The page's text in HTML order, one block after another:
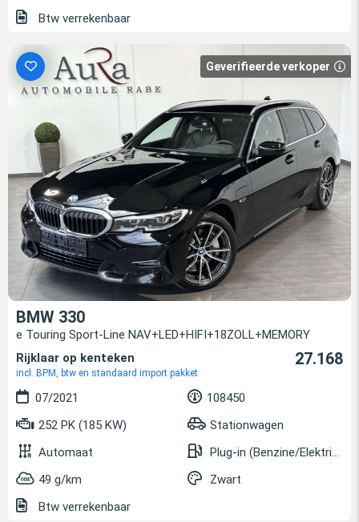
Btw verrekenbaar
Geverifieerde verkoper
BMW 330
e Touring Sport-Line NAV+LED+HIFI+18ZOLL+MEMORY
Rijklaar op kenteken
incl. BPM, btw en standaard import pakket
27.168
07/2021
108450
252 PK (185 KW)
Stationwagen
Automaat
Plug-in (Benzine/Elektrisch)
49 g/km
Zwart
Btw verrekenbaar